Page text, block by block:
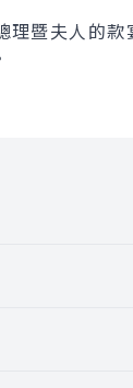
理暨夫人的款